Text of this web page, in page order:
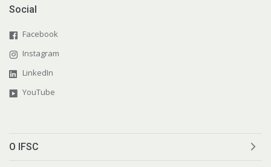
Social
Facebook
Instagram
LinkedIn
YouTube
O IFSC